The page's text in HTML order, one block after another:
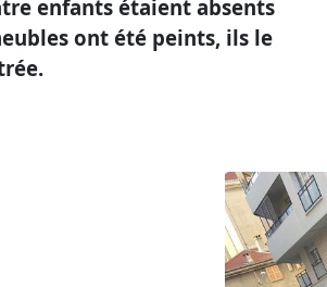
enfants étaient absents
ont été peints, ils le